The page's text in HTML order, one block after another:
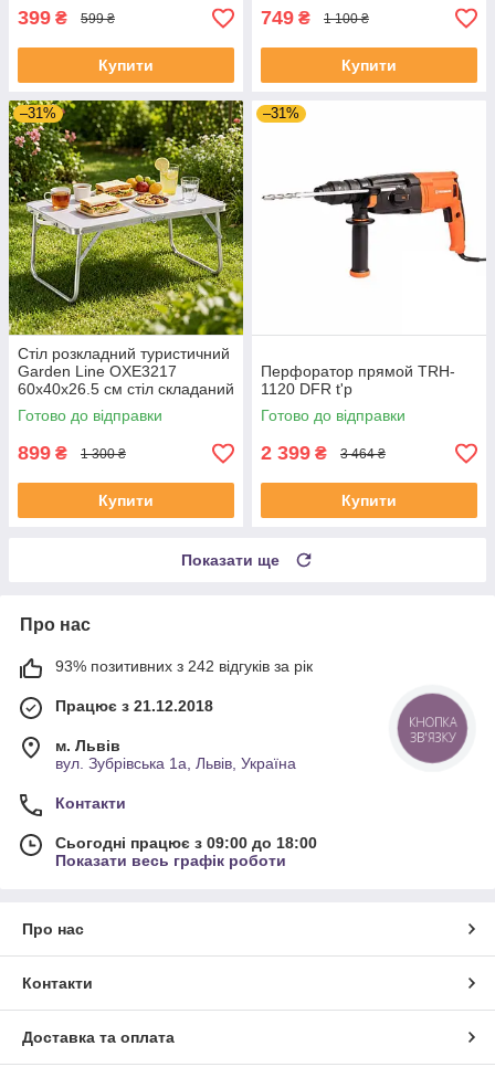
399 ₴ 599 ₴
Купити
749 ₴ 1 100 ₴
Купити
–31%
Стіл розкладний туристичний
Garden Line OXE3217
60x40x26.5 см стіл складаний
кейс стіл для пікніка
складаний
Готово до відправки
899 ₴ 1 300 ₴
Купити
–31%
Перфоратор прямой TRH-
1120 DFR t'p
Готово до відправки
2 399 ₴ 3 464 ₴
Купити
Показати ще
Про нас
93% позитивних з 242 відгуків за рік
Працює з 21.12.2018
м. Львів
вул. Зубрівська 1а, Львів, Україна
Контакти
Сьогодні працює з 09:00 до 18:00
Показати весь графік роботи
Про нас
Контакти
Доставка та оплата
КНОПКА
ЗВ'ЯЗКУ